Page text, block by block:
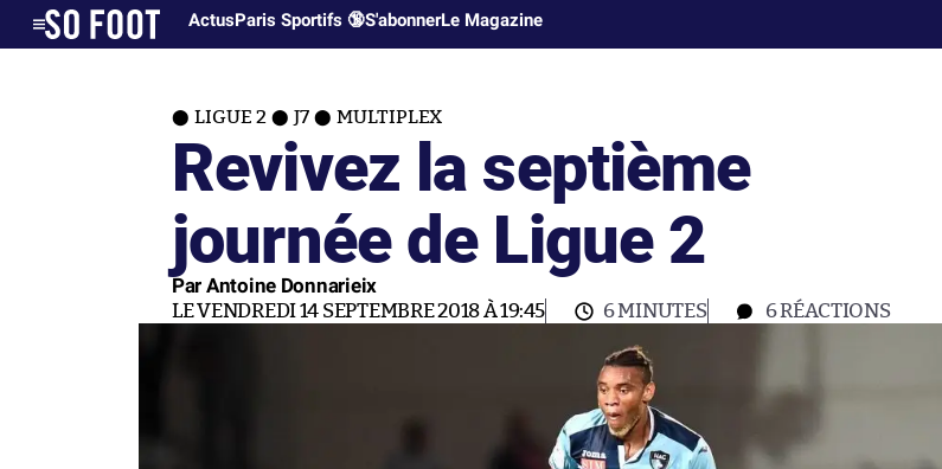
ActusParis Sportifs 🔞S'abonnerLe Magazine
LIGUE 2 J7 MULTIPLEX
Revivez la septième
journée de Ligue 2
Par Antoine Donnarieix
LE VENDREDI 14 SEPTEMBRE 2018 À 19:45 6 MINUTES 6RÉACTIONS